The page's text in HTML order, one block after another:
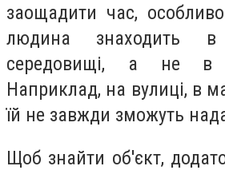
заощадити час,
людина знаходить в
середовищі, а не в
Наприклад, на вулиці, в
їй не завжди зможуть
Щоб знайти об'єкт,